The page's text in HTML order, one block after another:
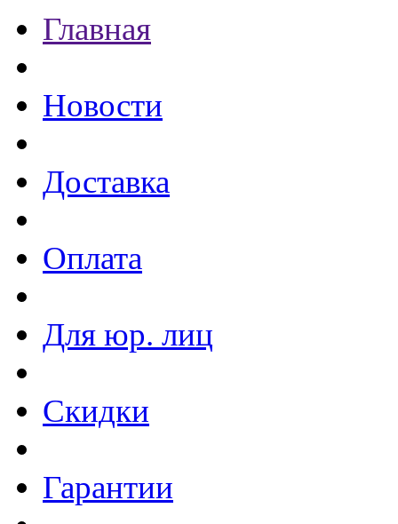
Главная
Новости
Доставка
Оплата
Для юр. лиц
Скидки
Гарантии